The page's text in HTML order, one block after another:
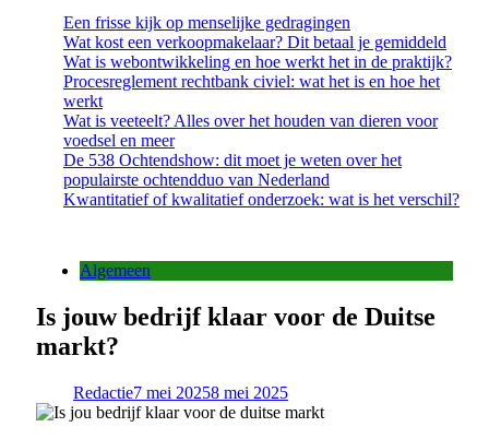
Een frisse kijk op menselijke gedragingen
Wat kost een verkoopmakelaar? Dit betaal je gemiddeld
Wat is webontwikkeling en hoe werkt het in de praktijk?
Procesreglement rechtbank civiel: wat het is en hoe het
werkt
Wat is veeteelt? Alles over het houden van dieren voor
voedsel en meer
De 538 Ochtendshow: dit moet je weten over het
populairste ochtendduo van Nederland
Kwantitatief of kwalitatief onderzoek: wat is het verschil?
Algemeen
Is jouw bedrijf klaar voor de Duitse
markt?
Redactie7 mei 20258 mei 2025